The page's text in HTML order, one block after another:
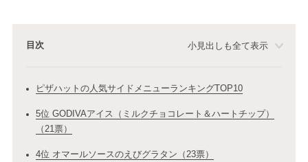
目次 小見出しも全て表示
ピザハットの人気サイドメニューランキングTOP10
5位 GODIVAアイス（ミルクチョコレート＆ハートチップ）
（21票）
4位 オマールソースのえびグラタン（23票）